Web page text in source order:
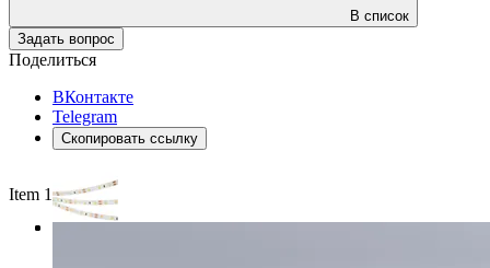
В список
Задать вопрос
Поделиться
ВКонтакте
Telegram
Скопировать ссылку
Item 1 of 3